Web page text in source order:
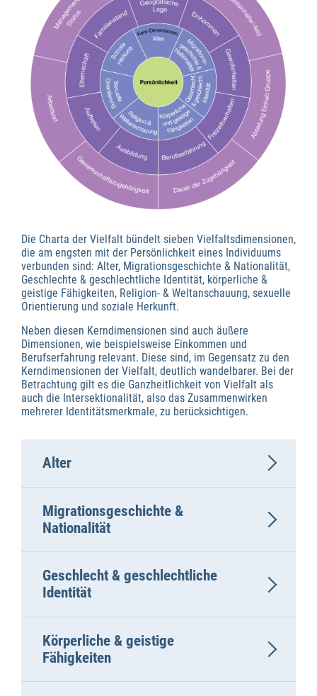
Die Charta der Vielfalt bündelt sieben Vielfaltsdimensionen,
die am engsten mit der Persönlichkeit eines Individuums
verbunden sind: Alter, Migrationsgeschichte & Nationalität,
Geschlechte & geschlechtliche Identität, körperliche &
geistige Fähigkeiten, Religion- & Weltanschauung, sexuelle
Orientierung und soziale Herkunft.
Neben diesen Kerndimensionen sind auch äußere
Dimensionen, wie beispielsweise Einkommen und
Berufserfahrung relevant. Diese sind, im Gegensatz zu den
Kerndimensionen der Vielfalt, deutlich wandelbarer. Bei der
Betrachtung gilt es die Ganzheitlichkeit von Vielfalt als
auch die Intersektionalität, also das Zusammenwirken
mehrerer Identitätsmerkmale, zu berücksichtigen.
Alter
Migrationsgeschichte &
Nationalität
Geschlecht & geschlechtliche
Identität
Körperliche & geistige
Fähigkeiten